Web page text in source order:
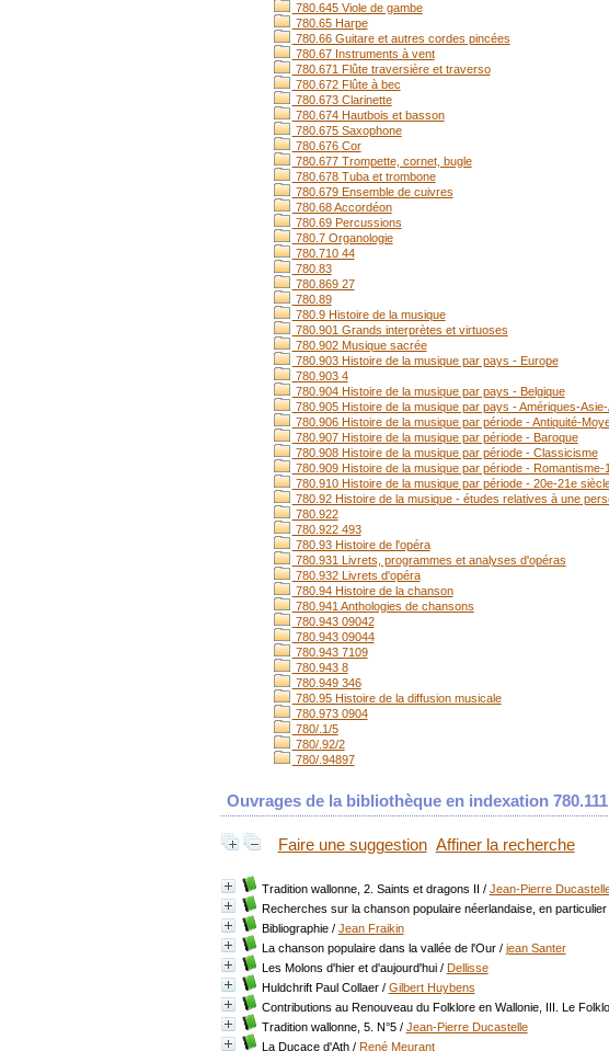
780.645 Viole de gambe
780.65 Harpe
780.66 Guitare et autres cordes pincées
780.67 Instruments à vent
780.671 Flûte traversière et traverso
780.672 Flûte à bec
780.673 Clarinette
780.674 Hautbois et basson
780.675 Saxophone
780.676 Cor
780.677 Trompette, cornet, bugle
780.678 Tuba et trombone
780.679 Ensemble de cuivres
780.68 Accordéon
780.69 Percussions
780.7 Organologie
780.710 44
780.83
780.869 27
780.89
780.9 Histoire de la musique
780.901 Grands interprètes et virtuoses
780.902 Musique sacrée
780.903 Histoire de la musique par pays - Europe
780.903 4
780.904 Histoire de la musique par pays - Belgique
780.905 Histoire de la musique par pays - Amériques-
780.906 Histoire de la musique par période - Antiquité-
780.907 Histoire de la musique par période - Baroque
780.908 Histoire de la musique par période - Classicisme
780.909 Histoire de la musique par période - Romantisme-
780.910 Histoire de la musique par période - 20e-21e
780.92 Histoire de la musique - études relatives à une
780.922
780.922 493
780.93 Histoire de l'opéra
780.931 Livrets, programmes et analyses d'opéras
780.932 Livrets d'opéra
780.94 Histoire de la chanson
780.941 Anthologies de chansons
780.943 09042
780.943 09044
780.943 7109
780.943 8
780.949 346
780.95 Histoire de la diffusion musicale
780.973 0904
780/.1/5
780/.92/2
780/.94897
Ouvrages de la bibliothèque en indexation
Faire une suggestion Affiner la recherche
Tradition wallonne, 2. Saints et dragons II / Jean-Pierre
Recherches sur la chanson populaire néerlandaise, en
Bibliographie/ Jean Fraikin
La chanson populaire dans la vallée de l'Our/ jean Santer
Les Molons d'hier et d'aujourd'hui/ Dellisse
Huldchrift Paul Collaer/ Gilbert Huybens
Contributions au Renouveau du Folklore en Wallonie, III. Le
Tradition wallonne, 5. N°5/ Jean-Pierre Ducastelle
La Ducace d'Ath/ René Meurant